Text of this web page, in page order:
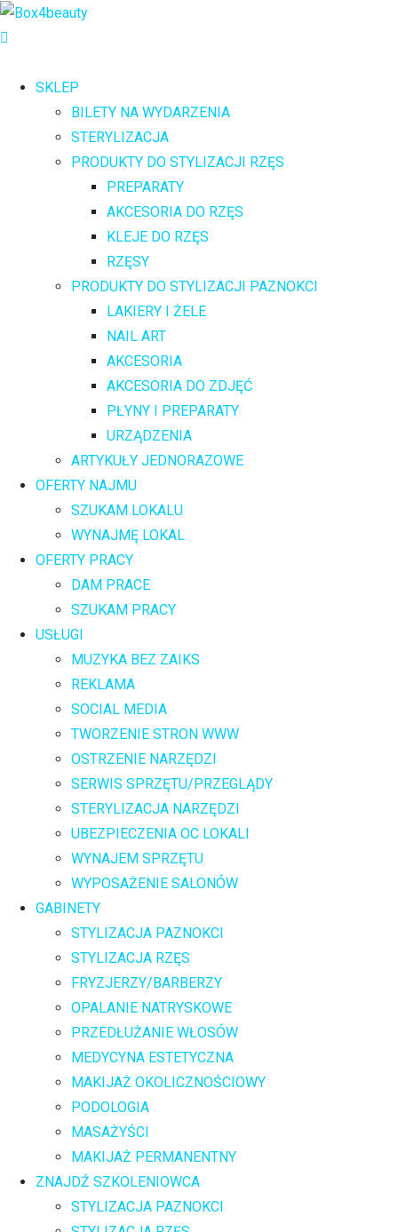
SKLEP
BILETY NA WYDARZENIA
STERYLIZACJA
PRODUKTY DO STYLIZACJI RZĘS
PREPARATY
AKCESORIA DO RZĘS
KLEJE DO RZĘS
RZĘSY
PRODUKTY DO STYLIZACJI PAZNOKCI
LAKIERY I ŻELE
NAIL ART
AKCESORIA
AKCESORIA DO ZDJĘĆ
PŁYNY I PREPARATY
URZĄDZENIA
ARTYKUŁY JEDNORAZOWE
OFERTY NAJMU
SZUKAM LOKALU
WYNAJMĘ LOKAL
OFERTY PRACY
DAM PRACE
SZUKAM PRACY
USŁUGI
MUZYKA BEZ ZAIKS
REKLAMA
SOCIAL MEDIA
TWORZENIE STRON WWW
OSTRZENIE NARZĘDZI
SERWIS SPRZĘTU/PRZEGLĄDY
STERYLIZACJA NARZĘDZI
UBEZPIECZENIA OC LOKALI
WYNAJEM SPRZĘTU
WYPOSAŻENIE SALONÓW
GABINETY
STYLIZACJA PAZNOKCI
STYLIZACJA RZĘS
FRYZJERZY/BARBERZY
OPALANIE NATRYSKOWE
PRZEDŁUŻANIE WŁOSÓW
MEDYCYNA ESTETYCZNA
MAKIJAŻ OKOLICZNOŚCIOWY
PODOLOGIA
MASAŻYŚCI
MAKIJAŻ PERMANENTNY
ZNAJDŹ SZKOLENIOWCA
STYLIZACJA PAZNOKCI